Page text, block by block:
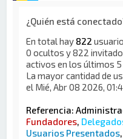
¿Quién está
En total hay 822
0 ocultos y 822
activos en los últimos
La mayor cantidad de
el Mié, Abr 08 2026,
Referencia:
Fundadores,
Usuarios Presentados,